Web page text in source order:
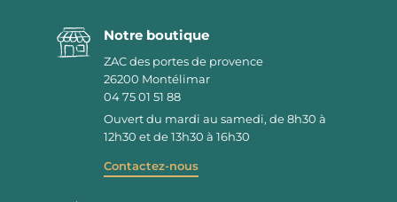
Notre boutique
ZAC des portes de provence
26200 Montélimar
04 75 01 51 88
Ouvert du mardi au samedi, de 8h30 à
12h30 et de 13h30 à 16h30
Contactez-nous